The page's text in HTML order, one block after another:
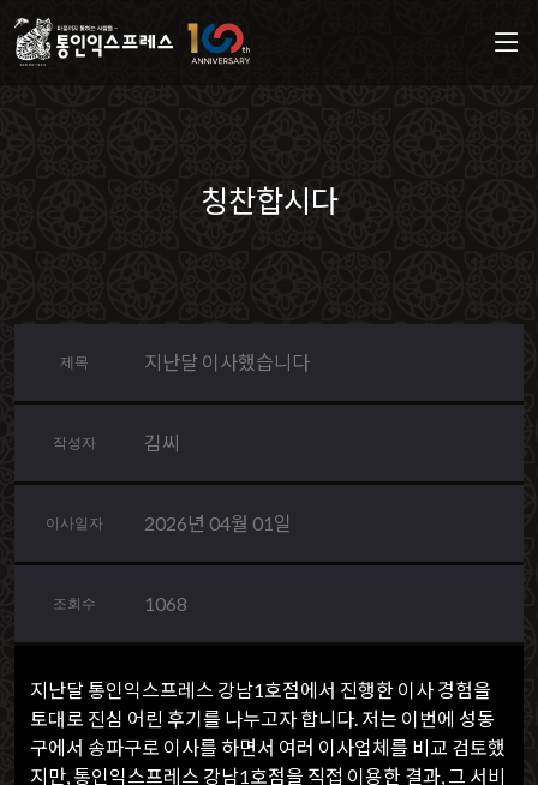
칭찬합시다
제목 지난달 이사했습니다
작성자 김씨
이사일자 2026년 04월 01일
조회수 1068
지난달 통인익스프레스 강남1호점에서 진행한 이사 경험을
토대로 진심 어린 후기를 나누고자 합니다. 저는 이번에 성동
구에서 송파구로 이사를 하면서 여러 이사업체를 비교 검토했
지만, 통인익스프레스 강남1호점을 직접 이용한 결과, 그 서비